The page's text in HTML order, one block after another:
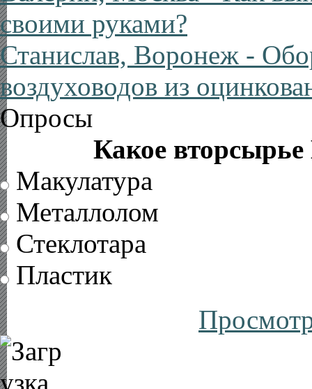
своими руками?
Станислав, Воронеж -
воздуховодов из
Опросы
Какое
Макулатура
Металлолом
Стеклотара
Пластик